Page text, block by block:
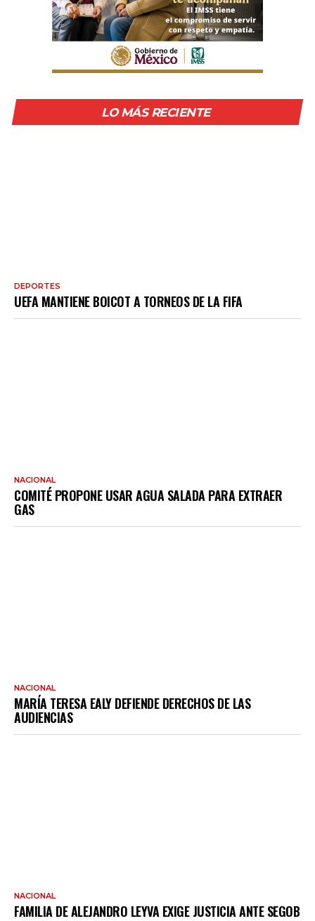
LO MÁS RECIENTE
DEPORTES
UEFA MANTIENE BOICOT A TORNEOS DE LA FIFA
NACIONAL
COMITÉ PROPONE USAR AGUA SALADA PARA EXTRAER
GAS
NACIONAL
MARÍA TERESA EALY DEFIENDE DERECHOS DE LAS
AUDIENCIAS
NACIONAL
FAMILIA DE ALEJANDRO LEYVA EXIGE JUSTICIA ANTE SEGOB